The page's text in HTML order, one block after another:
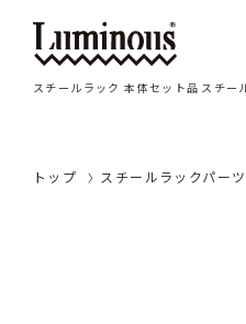
スチールラック 本体セット品 スチー
トップ スチールラックパーツ